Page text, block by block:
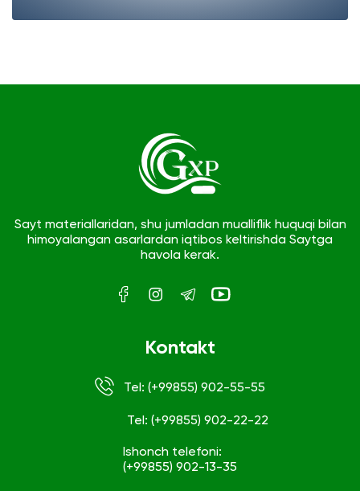
Sayt materiallaridan, shu jumladan mualliflik huquqi bilan
himoyalangan asarlardan iqtibos keltirishda Saytga
havola kerak.
Kontakt
Tel: (+99855) 902-55-55
Tel: (+99855) 902-22-22
Ishonch telefoni:
(+99855) 902-13-35